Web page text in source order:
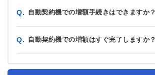
Q. 自動契約機での増額手続きはできますか？
Q. 自動契約機での増額はすぐ完了しますか？